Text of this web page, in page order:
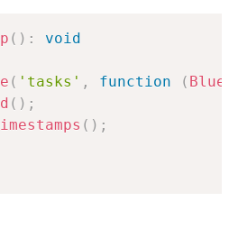
( ) :
void
( 'tasks' , function (
( ) ;
( ) ;